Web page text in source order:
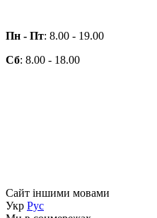
Пн - Пт: 8.00 - 19.00
Сб: 8.00 - 18.00
Сайт іншими мовами
Укр Рус